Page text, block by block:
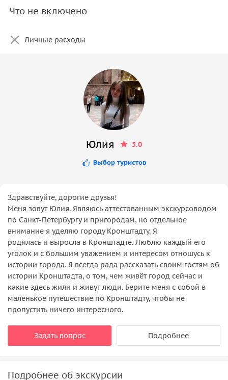
Что не включено
Личные расходы
Юлия 5.0
Выбор туристов
Здравствуйте, дорогие друзья!
Меня зовут Юлия. Являюсь аттестованным экскурсоводом
по Санкт-Петербургу и пригородам, но отдельное
внимание я уделяю городу Кронштадту. Я
родилась и выросла в Кронштадте. Люблю каждый его
уголок и с большим уважением и интересом отношусь к
истории города. Я всегда рада рассказать своим гостям об
истории Кронштадта, о том, чем живёт город сейчас и
какие здесь жили и живут люди. Берите меня с собой в
маленькое путешествие по Кронштадту, чтобы не
пропустить ничего интересного.
Задать вопрос Подробнее
Подробнее об экскурсии